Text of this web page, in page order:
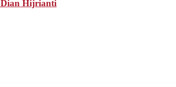
Dian Hijrianti